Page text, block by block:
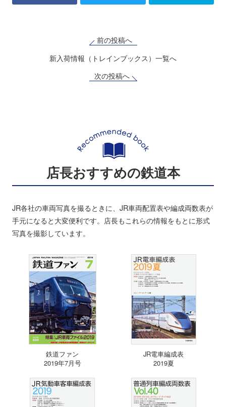
前の投稿へ
新入荷情報（トレインブックス）一覧へ
次の投稿へ
店長おすすめの鉄道本
JR各社の車両写真を撮るときに、JR車両配置表や編成両数表が
手元になると大変便利です。店長もこれらの情報をもとに形式
写真を撮影しています。
鉄道ファン
2019年7月号
JR電車編成表
2019夏